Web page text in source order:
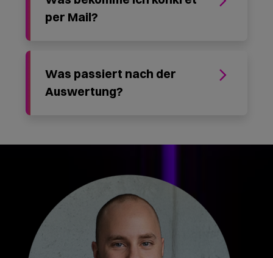
per Mail?
Was passiert nach der
Auswertung?